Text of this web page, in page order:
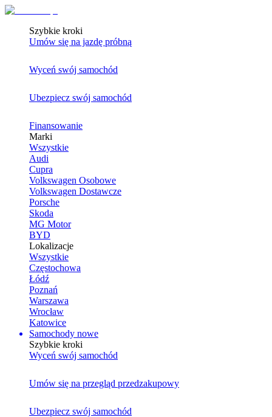
Szybkie kroki
Umów się na jazdę próbną
Wyceń swój samochód
Ubezpiecz swój samochód
Finansowanie
Marki
Wszystkie
Audi
Cupra
Volkswagen Osobowe
Volkswagen Dostawcze
Porsche
Skoda
MG Motor
BYD
Lokalizacje
Wszystkie
Częstochowa
Łódź
Poznań
Warszawa
Wrocław
Katowice
Samochody nowe
Szybkie kroki
Wyceń swój samochód
Umów się na przegląd przedzakupowy
Ubezpiecz swój samochód